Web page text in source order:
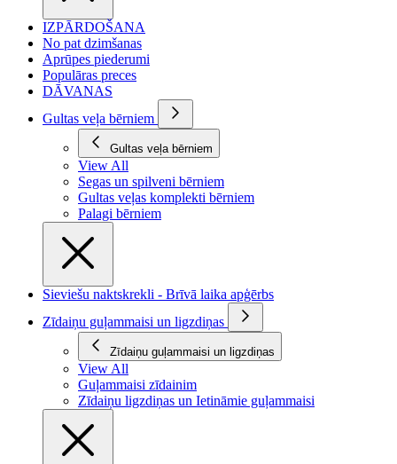
IZPĀRDOŠANA
No pat dzimšanas
Aprūpes piederumi
Populāras preces
DĀVANAS
Gultas veļa bērniem
Gultas veļa bērniem
View All
Segas un spilveni bērniem
Gultas veļas komplekti bērniem
Palagi bērniem
Sieviešu naktskrekli - Brīvā laika apģērbs
Zīdaiņu guļammaisi un ligzdiņas
Zīdaiņu guļammaisi un ligzdiņas
View All
Guļammaisi zīdainim
Zīdaiņu ligzdiņas un Ietināmie guļammaisi